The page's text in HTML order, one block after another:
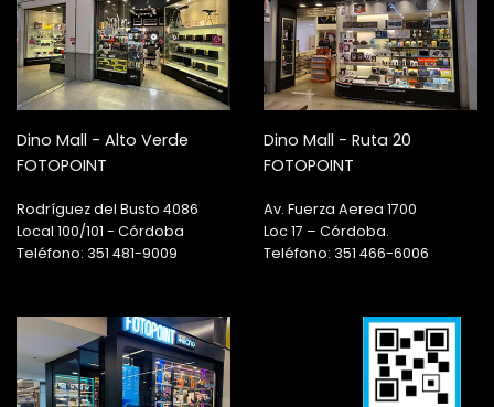
Dino Mall - Alto Verde
FOTOPOINT
Rodríguez del Busto 4086
Local 100/101 - Córdoba
Teléfono: 351 481-9009
Dino Mall - Ruta 20
FOTOPOINT
Av. Fuerza Aerea 1700
Loc 17 – Córdoba.
Teléfono: 351 466-6006